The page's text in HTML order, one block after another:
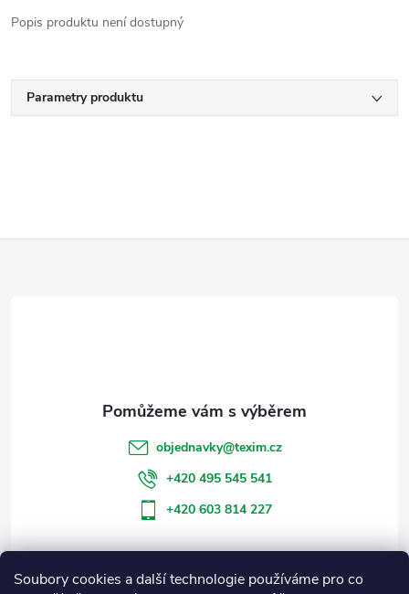
Soubory cookies a další technologie používáme pro co
Popis produktu není dostupný
Parametry produktu
objednavky@texim.cz
+420 495 545 541
+420 603 814 227